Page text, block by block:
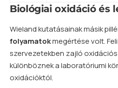
Biológiai oxidáció és
Wieland kutatásainak másik
folyamatokmegértése volt.
szervezetekben zajló
különböznek a laboratóriumi
oxidációktól.